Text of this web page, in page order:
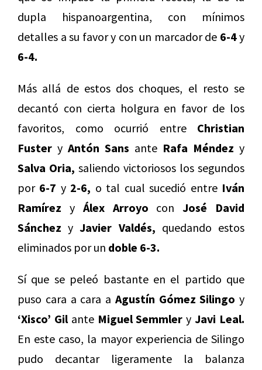
dupla hispanoargentina, con mínimos
detalles a su favor y con un marcador de 6-4y
6-4.
Más allá de estos dos choques, el resto se
decantó con cierta holgura en favor de los
favoritos, como ocurrió entre Christian
Fuster y Antón Sans ante Rafa Méndez y
Salva Oria, saliendo victoriosos los segundos
por 6-7 y 2-6, o tal cual sucedió entre Iván
Ramírez y Álex Arroyo conJosé David
Sánchez yJavier Valdés, quedando estos
eliminados por un doble 6-3.
Sí que se peleó bastante en el partido que
puso cara a cara a Agustín Gómez Silingo y
‘Xisco’ Gilante Miguel Semmler yJavi Leal.
En este caso, la mayor experiencia de Silingo
pudo decantar ligeramente la balanza